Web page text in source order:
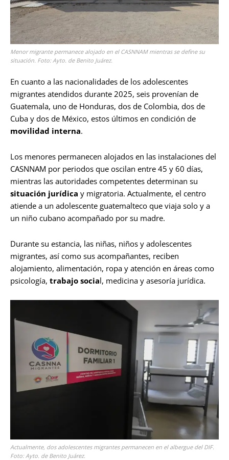
Menor migrante permanece alojado en el CASNNAM mientras se define su
situación. Foto: Ayto. de Benito Juárez.
En cuanto a las nacionalidades de los adolescentes
migrantes atendidos durante 2025, seis provenían de
Guatemala, uno de Honduras, dos de Colombia, dos de
Cuba y dos de México, estos últimos en condición de
movilidad interna.
Los menores permanecen alojados en las instalaciones del
CASNNAM por periodos que oscilan entre 45 y 60 días,
mientras las autoridades competentes determinan su
situación jurídica y migratoria. Actualmente, el centro
atiende a un adolescente guatemalteco que viaja solo y a
un niño cubano acompañado por su madre.
Durante su estancia, las niñas, niños y adolescentes
migrantes, así como sus acompañantes, reciben
alojamiento, alimentación, ropa y atención en áreas como
psicología, trabajo social, medicina y asesoría jurídica.
Actualmente, dos adolescentes migrantes permanecen en el albergue del DIF.
Foto: Ayto. de Benito Juárez.